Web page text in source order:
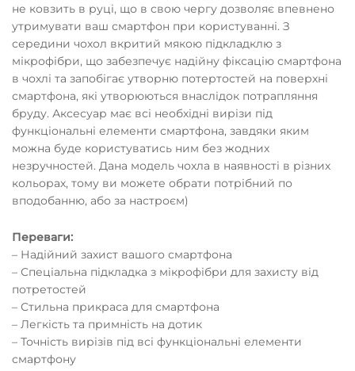
не ковзить в руці, що в свою чергу дозволяє впевнено
утримувати ваш смартфон при користуванні. З
середини чохол вкритий мякою підкладклю з
мікрофібри, що забезпечує надійну фіксацію смартфона
в чохлі та запобігає утворню потертостей на поверхні
смартфона, які утворюються внаслідок потрапляння
бруду. Аксесуар має всі необхідні вирізи під
функціональні елементи смартфона, завдяки яким
можна буде користуватись ним без жодних
незручностей. Дана модель чохла в наявності в різних
кольорах, тому ви можете обрати потрібний по
вподобанню, або за настроєм)
Переваги:
– Надійний захист вашого смартфона
– Спеціальна підкладка з мікрофібри для захисту від
потретостей
– Стильна прикраса для смартфона
– Легкість та примність на дотик
– Точність вирізів під всі функціональні елементи
смартфону